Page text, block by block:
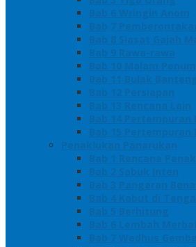
Bab 6 Wringin Anom
Bab 7
Bab 8 Siasat Gajah
Bab 9 Rawa-rawa
Bab 10 Malam
Bab 11 Bulak
Bab 12 Persiapan
Bab 13 Rencana Lain
Bab 14 Pertempuran
Bab 15 Pertempuran
Penaklukan Panarukan
Bab 1 Rencana
Bab 2 Sabuk Inten
Bab 3 Pangeran
Bab 4 Kabut di
Bab 5 Berhitung
Bab 6 Lembah
Bab 7 Wedhus